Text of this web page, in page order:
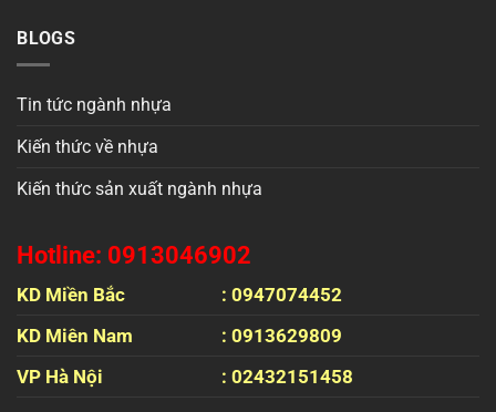
BLOGS
Tin tức ngành nhựa
Kiến thức về nhựa
Kiến thức sản xuất ngành nhựa
Hotline: 0913046902
KD Miền Bắc
: 0947074452
KD Miên Nam
: 0913629809
VP Hà Nội
: 02432151458